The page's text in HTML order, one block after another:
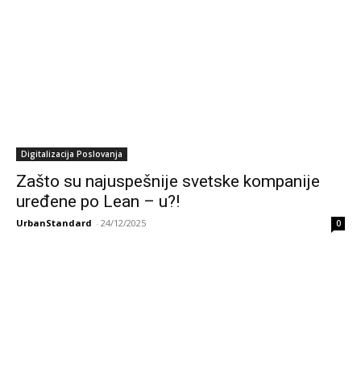
Digitalizacija Poslovanja
Zašto su najuspešnije svetske kompanije
uređene po Lean – u?!
UrbanStandard - 24/12/2025 0